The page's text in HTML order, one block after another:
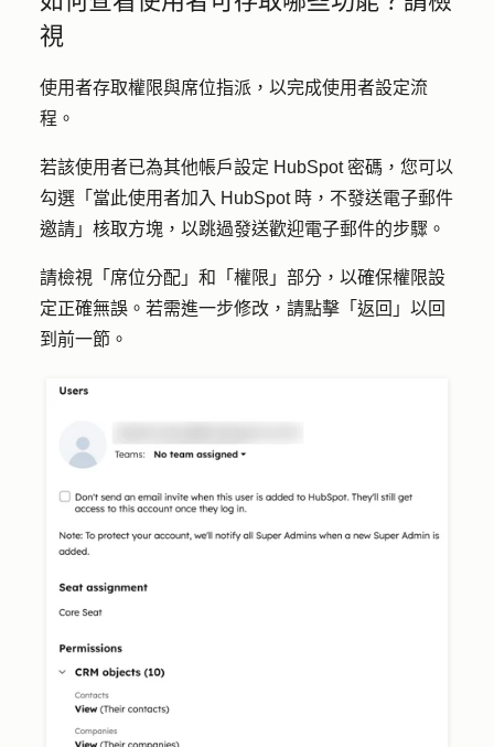
視
使用者存取權限與席位指派，以完成使用者設定流
程。
若該使用者已為其他帳戶設定 HubSpot 密碼，您可以
勾選「 當此使用者加入 HubSpot 時，不發送電子郵件
邀請 」 核取方塊， 以跳過發送歡迎電子郵件的步驟。
請檢視「 席位分配 」和「 權限 」部分，以確保權限設
定正確無誤。若需進一步修改，請點擊「 返回 」以回
到前一節。